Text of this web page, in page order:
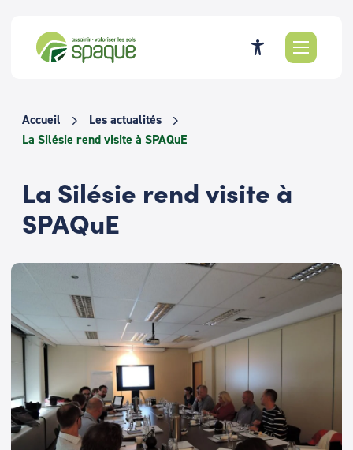
contenu
Accueil
Les actualités
La Silésie rend visite à SPAQuE
La Silésie rend visite à
SPAQuE